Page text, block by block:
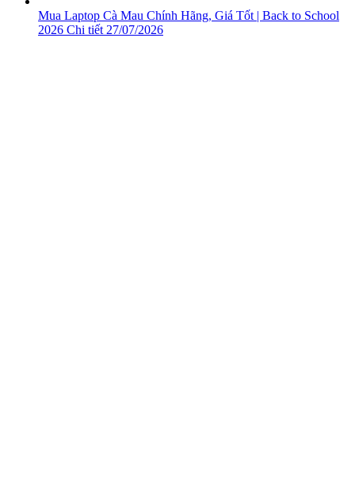
Mua Laptop Cà Mau Chính Hãng, Giá Tốt | Back to School
2026 Chi tiết 27/07/2026